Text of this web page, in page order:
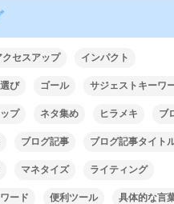
クセスアップ インパクト
び ゴール サジェストキーワ
プ ネタ集め ヒラメキ ブ
ブログ記事 ブログ記事タイト
マネタイズ ライティング
ード 便利ツール 具体的な言